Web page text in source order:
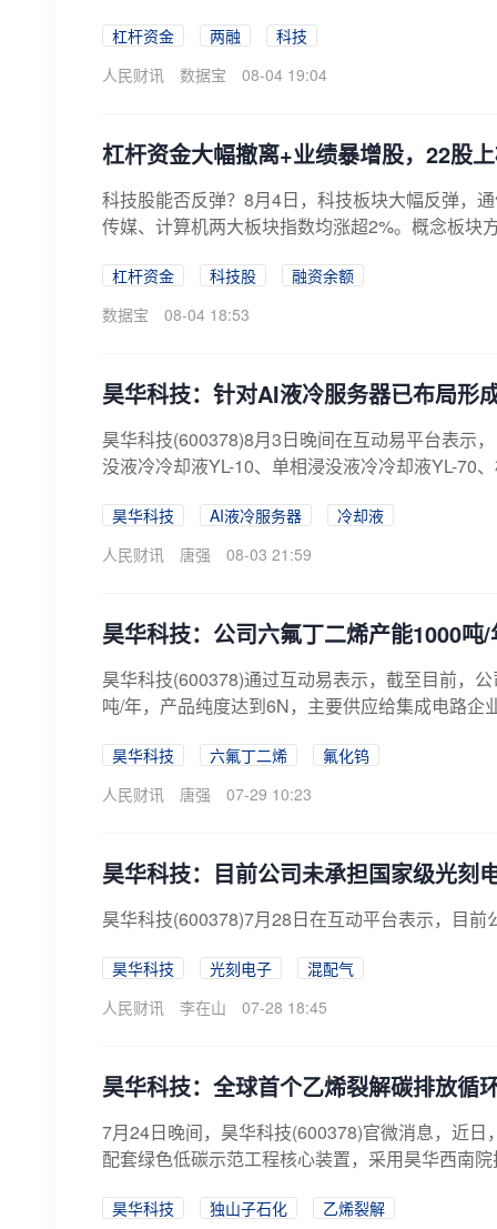
杠杆资金 两融
科技
人民财讯
数据宝 08-04 19:04
杠杆资金大幅撤离+业绩暴增股，22股
科技股能否反弹？8月4日，科技板块大幅反弹，
传媒、计算机两大板块指数均涨超2%。概念板块
杠杆资金 科技股
融资余额
数据宝
08-04 18:53
昊华科技：针对AI液冷服务器已布局形
昊华科技(600378)8月3日晚间在互动易平台表示
没液冷冷却液YL-10、单相浸没液冷冷却液YL-70
昊华科技 AI液冷服务器
冷却液
人民财讯
唐强 08-03 21:59
昊华科技：公司六氟丁二烯产能1000吨
昊华科技(600378)通过互动易表示，截至目前，
吨/年，产品纯度达到6N，主要供应给集成电路企
昊华科技 六氟丁二烯
氟化钨
人民财讯
唐强 07-29 10:23
昊华科技：目前公司未承担国家级光刻
昊华科技(600378)7月28日在互动平台表示，目
昊华科技 光刻电子
混配气
人民财讯
李在山 07-28 18:45
昊华科技：全球首个乙烯裂解碳排放循
7月24日晚间，昊华科技(600378)官微消息，近
配套绿色低碳示范工程核心装置，采用昊华西南
昊华科技 独山子石化
乙烯裂解